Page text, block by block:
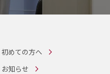
初めての方へ
お知らせ